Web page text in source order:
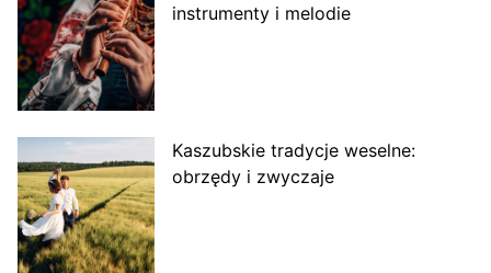
instrumenty i melodie
Kaszubskie tradycje weselne:
obrzędy i zwyczaje